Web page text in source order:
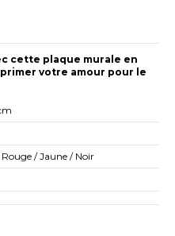
cette plaque murale en
votre amour pour le
/ Jaune / Noir